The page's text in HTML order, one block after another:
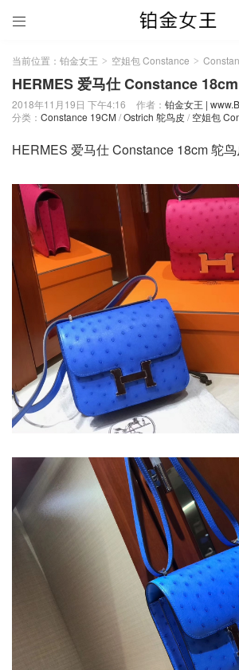

当前位置： 铂金女王 > 空姐包 Constance >
HERMES 爱马仕 Constance
2018年11月19日 下午4:16 作者： 铂金女王 |
分类： Constance 19CM/Ostrich 鸵鸟皮 / 空姐包
HERMES 爱马仕 Constance 18cm 鸵